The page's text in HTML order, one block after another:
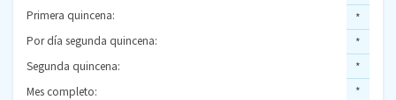
Primera quincena:
Por día segunda quincena:
Segunda quincena:
Mes completo:
*
*
*
*